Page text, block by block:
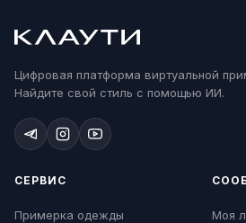
Цифровая платформа виртуальной
Найдите свой стиль с помощью ИИ.
СЕРВИС
Примерка одежды Моя